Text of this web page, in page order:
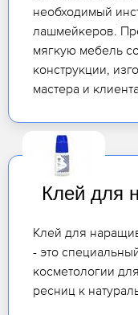
необходимый
лашмейкеров.
мягкую мебель
конструкции,
мастера и
Клей для
Клей для
- это
косметологии
ресниц к